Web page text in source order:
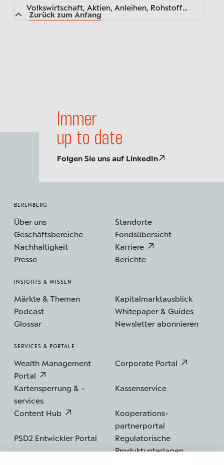
Volkswirtschaft, Aktien, Anleihen, Rohstoffe
und Währungen. Jeden Monat neu.
Immer
up to date
Folgen Sie uns auf LinkedIn
Zurück zum Anfang
BERENBERG
Über uns
Standorte
Geschäftsbereiche
Fondsübersicht
Nachhaltigkeit
Karriere
Presse
Berichte
INSIGHTS & WISSEN
Märkte & Themen
Kapitalmarktausblick
Podcast
Whitepaper & Guides
Glossar
Newsletter abonnieren
SERVICES & PORTALE
Wealth Management
Portal
Corporate Portal
Kartensperrung & -
services
Kassenservice
Content Hub
Kooperations­
partnerportal
PSD2 Entwickler Portal
Regulatorische
Produktunterlagen